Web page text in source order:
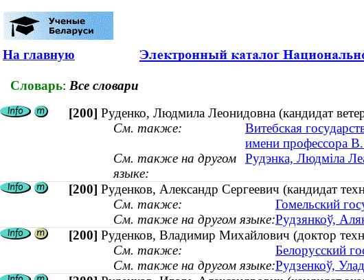
На главную
Словарь: Все словари
[200] Руденко, Людмила Леонидовна (кандидат
См. также:
Витебская
имени профессора
См. также на другом
языке:
Рудэнка, Людміла
[200] Руденков, Александр Сергеевич (кандидат
См. также:
Гомельский
См. также на другом языке:Рудзянкоў,
[200] Руденков, Владимир Михайлович (доктор
См. также:
Белорусский
См. также на другом языке:Рудзенкоў,